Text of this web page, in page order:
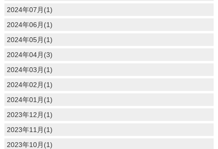
2024年07月(1)
2024年06月(1)
2024年05月(1)
2024年04月(3)
2024年03月(1)
2024年02月(1)
2024年01月(1)
2023年12月(1)
2023年11月(1)
2023年10月(1)